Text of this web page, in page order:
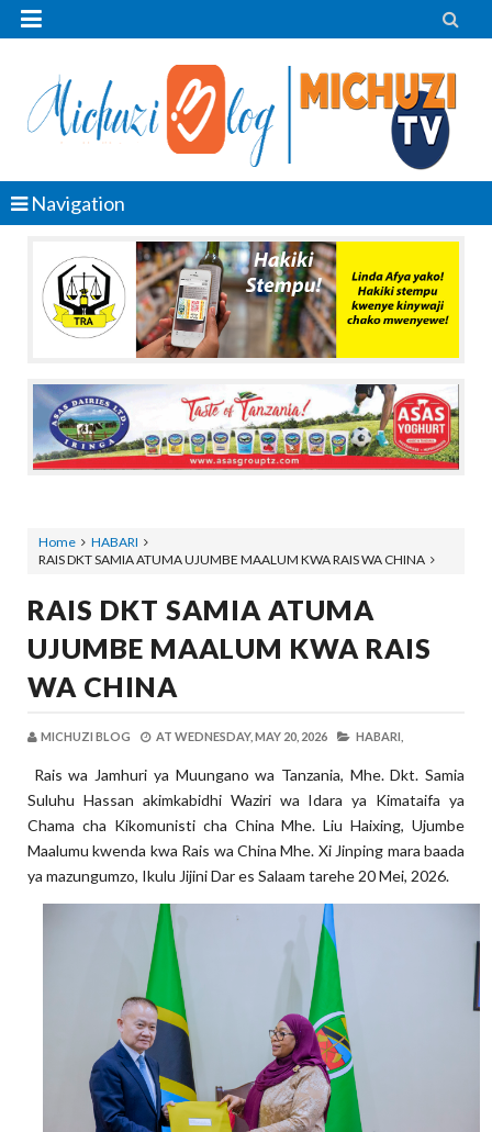
 
Navigation
Home
HABARI
RAIS DKT SAMIA ATUMA UJUMBE MAALUM KWA RAIS WA CHINA
RAIS DKT SAMIA ATUMA
UJUMBE MAALUM KWA RAIS
WA CHINA
MICHUZI BLOG AT WEDNESDAY, MAY 20, 2026 HABARI,
Rais wa Jamhuri ya Muungano wa Tanzania, Mhe. Dkt. Samia
Suluhu Hassan akimkabidhi Waziri wa Idara ya Kimataifa ya
Chama cha Kikomunisti cha China Mhe. Liu Haixing, Ujumbe
Maalumu kwenda kwa Rais wa China Mhe. Xi Jinping mara baada
ya mazungumzo, Ikulu Jijini Dar es Salaam tarehe 20 Mei, 2026.